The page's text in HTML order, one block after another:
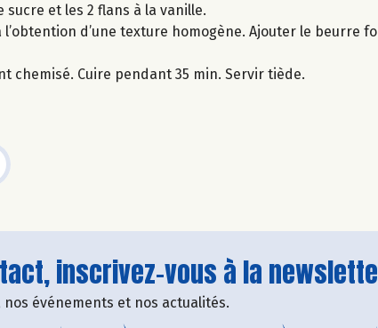
sucre et les 2 flans à la vanille.
d’une texture homogène. Ajouter le beurre
chemisé. Cuire pendant 35 min. Servir tiède.
inscrivez-vous à la
événements et nos actualités.